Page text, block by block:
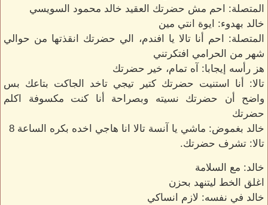
المتصلة: احم مش حضرتك العقيد خالد محمود السويسي
خالد بهدوء: ايوة انتي مين
المتصلة: احم أنا تالا يا افندم، الي حضرتك انقذتها من حوالي
شهر من الحرامي افتكرتني
هز رأسه إيجابا: آه تمام، خير حضرتك
تالا: أنا استنيت حضرتك كتير تيجي تاخد الجاكت بتاعك بس
واضح أن حضرتك نسيته وبصراحة أنا كنت مكسوفة اكلم
حضرتك
خالد بغموض: ماشي يا آنسة تالا انا هاجي اخده بكره الساعة 8
تالا: تشرف حضرتك.
خالد: مع السلامة
اغلق الخط ليتنهد بحزن
خالد في نفسه: لازم انساكي